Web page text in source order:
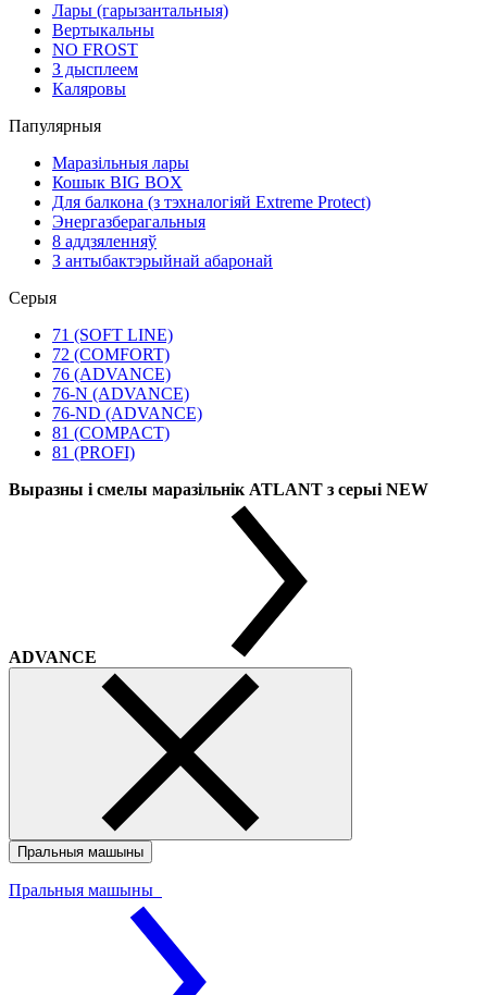
Лары (гарызантальныя)
Вертыкальны
NO FROST
З дысплеем
Каляровы
Папулярныя
Маразільныя лары
Кошык BIG BOX
Для балкона (з тэхналогіяй Extreme Protect)
Энергазберагальныя
8 аддзяленняў
З антыбактэрыйнай абаронай
Серыя
71 (SOFT LINE)
72 (COMFORT)
76 (ADVANCE)
76-N (ADVANCE)
76-ND (ADVANCE)
81 (COMPACT)
81 (PROFI)
Выразны і смелы маразільнік ATLANT з серыі NEW
ADVANCE
Пральныя машыны
Пральныя машыны